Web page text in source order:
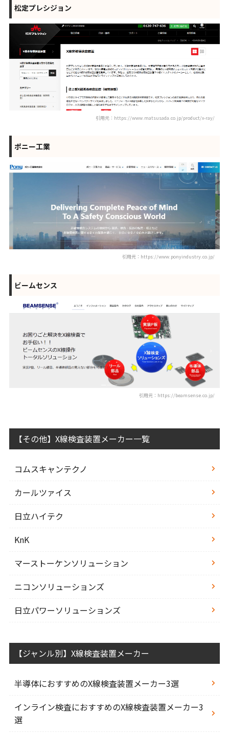
松定プレシジョン
引用元：https://www.matsusada.co.jp/product/x-ray/
ポニー工業
引用元：https://www.ponyindustry.co.jp/
ビームセンス
引用元：https://beamsense.co.jp/
【その他】X線検査装置メーカー一覧
コムスキャンテクノ
カールツァイス
日立ハイテク
KnK
マーストーケンソリューション
ニコンソリューションズ
日立パワーソリューションズ
【ジャンル別】X線検査装置メーカー
半導体におすすめのX線検査装置メーカー3選
インライン検査におすすめのX線検査装置メーカー3
選